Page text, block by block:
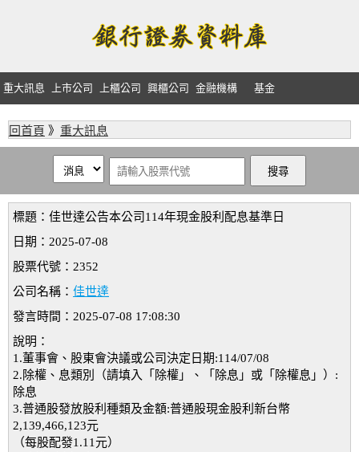
重大訊息 上市公司 上櫃公司 興櫃公司 金融機構 基金
回首頁 》 重大訊息
標題：佳世達公告本公司114年現金股利配息基準日
日期：2025-07-08
股票代號：2352
公司名稱： 佳世達
發言時間：2025-07-08 17:08:30
說明：
1.董事會、股東會決議或公司決定日期:114/07/08
2.除權、息類別（請填入「除權」、「除息」或「除權息」）:
除息
3.普通股發放股利種類及金額:普通股現金股利新台幣
2,139,466,123元
（每股配發1.11元）